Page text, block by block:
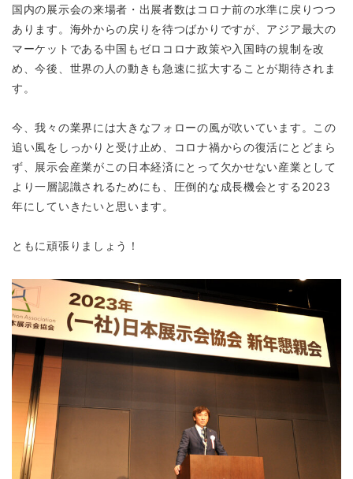
国内の展示会の来場者・出展者数はコロナ前の水準に戻りつつ
あります。海外からの戻りを待つばかりですが、アジア最大の
マーケットである中国もゼロコロナ政策や入国時の規制を改
め、今後、世界の人の動きも急速に拡大することが期待されま
す。
今、我々の業界には大きなフォローの風が吹いています。この
追い風をしっかりと受け止め、コロナ禍からの復活にとどまら
ず、展示会産業がこの日本経済にとって欠かせない産業として
より一層認識されるためにも、圧倒的な成長機会とする2023
年にしていきたいと思います。
ともに頑張りましょう！